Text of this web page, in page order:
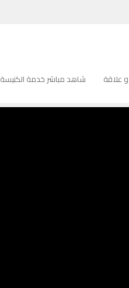
علاقة شاهد مباشر خدمة الكنيسة
حياتي